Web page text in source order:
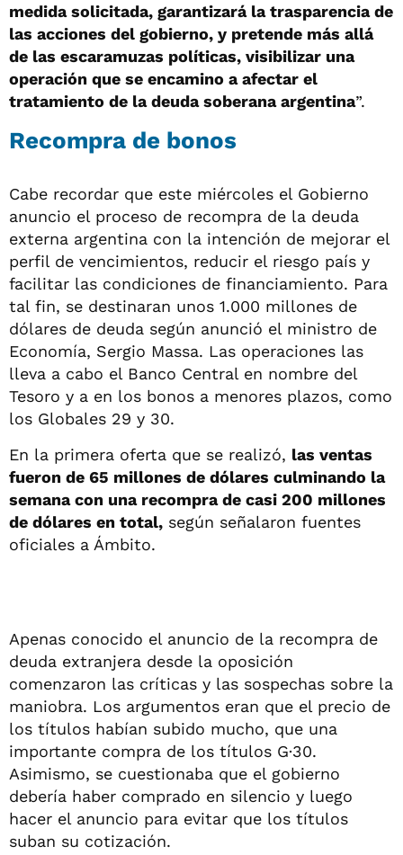
medida solicitada, garantizará la trasparencia de
las acciones del gobierno, y pretende más allá
de las escaramuzas políticas, visibilizar una
operación que se encamino a afectar el
tratamiento de la deuda soberana argentina”.
Recompra de bonos
Cabe recordar que este miércoles el Gobierno
anuncio el proceso de recompra de la deuda
externa argentina con la intención de mejorar el
perfil de vencimientos, reducir el riesgo país y
facilitar las condiciones de financiamiento. Para
tal fin, se destinaran unos 1.000 millones de
dólares de deuda según anunció el ministro de
Economía, Sergio Massa. Las operaciones las
lleva a cabo el Banco Central en nombre del
Tesoro y a en los bonos a menores plazos, como
los Globales 29 y 30.
En la primera oferta que se realizó, las ventas
fueron de 65 millones de dólares culminando la
semana con una recompra de casi 200 millones
de dólares en total, según señalaron fuentes
oficiales a Ámbito.
Apenas conocido el anuncio de la recompra de
deuda extranjera desde la oposición
comenzaron las críticas y las sospechas sobre la
maniobra. Los argumentos eran que el precio de
los títulos habían subido mucho, que una
importante compra de los títulos G·30.
Asimismo, se cuestionaba que el gobierno
debería haber comprado en silencio y luego
hacer el anuncio para evitar que los títulos
suban su cotización.